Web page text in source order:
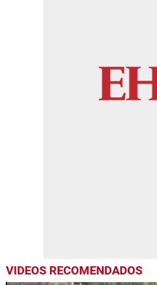
VIDEOS RECOMENDADOS